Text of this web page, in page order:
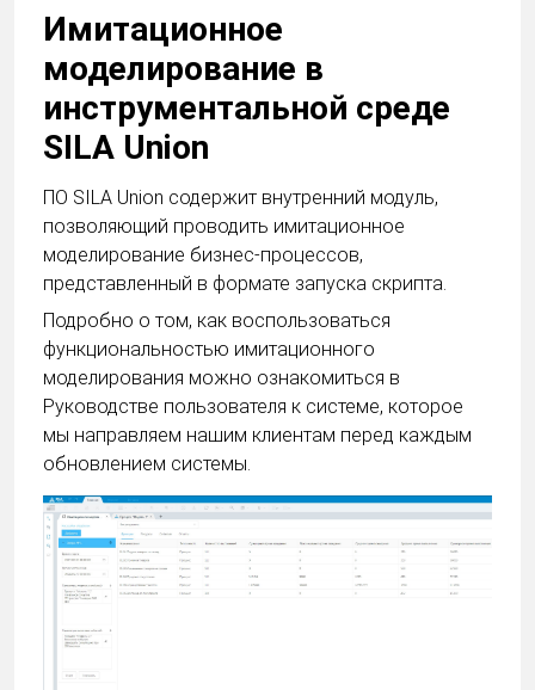
Имитационное
моделирование в
инструментальной среде
SILA Union
ПО SILA Union содержит внутренний модуль,
позволяющий проводить имитационное
моделирование бизнес-процессов,
представленный в формате запуска скрипта.
Подробно о том, как воспользоваться
функциональностью имитационного
моделирования можно ознакомиться в
Руководстве пользователя к системе, которое
мы направляем нашим клиентам перед каждым
обновлением системы.